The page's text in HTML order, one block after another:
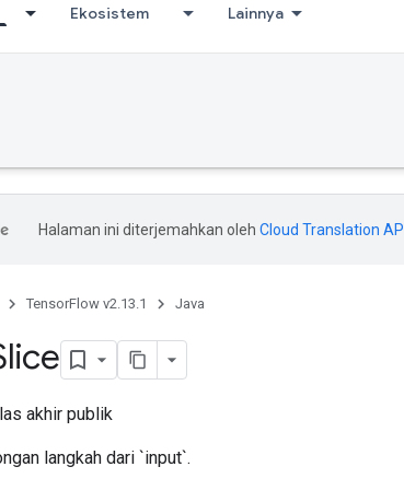
Ekosistem Lainnya
Halaman ini diterjemahkan oleh Cloud Translation API
TensorFlow v2.13.1 Java
akhir publik
langkah dari `input`.